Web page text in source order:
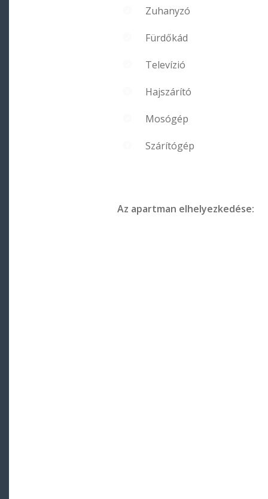
Zuhanyzó
Fürdőkád
Televízió
Hajszárító
Mosógép
Szárítógép
Az apartman elhelyezkedése: